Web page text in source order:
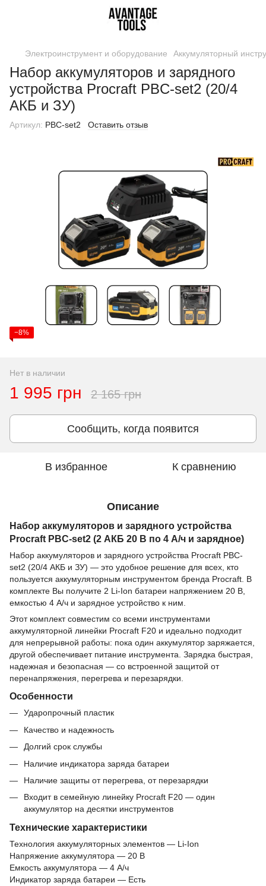
Электроинструмент и оборудование Аккумуляторный
Набор аккумуляторов и зарядного
устройства Procraft PBC-set2 (20/4
АКБ и ЗУ)
Артикул: PBC-set2 Оставить отзыв
−8%
Нет в наличии
1 995 грн 2 165 грн
Сообщить, когда появится
В избранное К сравнению
Описание
Набор аккумуляторов и зарядного устройства
Procraft PBC-set2 (2 АКБ 20 В по 4 А/ч и зарядное)
Набор аккумуляторов и зарядного устройства Procraft PBC-
set2 (20/4 АКБ и ЗУ) — это удобное решение для всех, кто
пользуется аккумуляторным инструментом бренда Procraft. В
комплекте Вы получите 2 Li-Ion батареи напряжением 20 В,
емкостью 4 А/ч и зарядное устройство к ним.
Этот комплект совместим со всеми инструментами
аккумуляторной линейки Procraft F20 и идеально подходит
для непрерывной работы: пока один аккумулятор заряжается,
другой обеспечивает питание инструмента. Зарядка быстрая,
надежная и безопасная — со встроенной защитой от
перенапряжения, перегрева и перезарядки.
Особенности
Ударопрочный пластик
Качество и надежность
Долгий срок службы
Наличие индикатора заряда батареи
Наличие защиты от перегрева, от перезарядки
Входит в семейную линейку Procraft F20 — один
аккумулятор на десятки инструментов
Технические характеристики
Технология аккумуляторных элементов — Li-Ion
Напряжение аккумулятора — 20 В
Емкость аккумулятора — 4 А/ч
Индикатор заряда батареи — Есть